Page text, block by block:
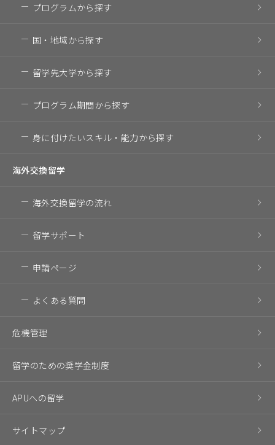
プログラムから探す
国・地域から探す
留学先大学から探す
プログラム期間から探す
身に付けたいスキル・ 能力から探す
海外交換留学
海外交換留学の流れ
留学サポート
申請ページ
よくある質問
危機管理
留学のための奨学金制度
APUへの留学
サイトマップ